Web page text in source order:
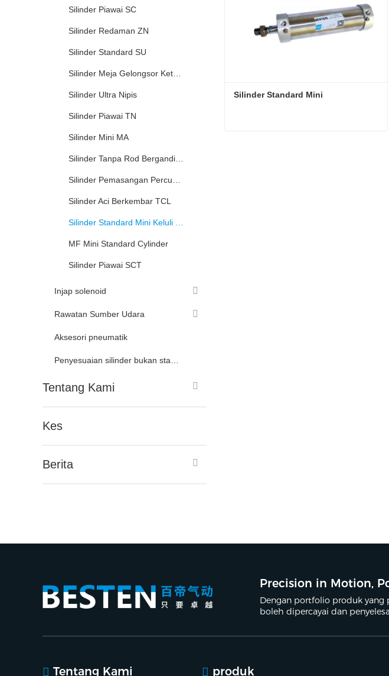
Silinder Piawai SC
Silinder Redaman ZN
Silinder Standard SU
Silinder Ultra Nipis
Silinder Piawai TN
Silinder Mini MA
Silinder Aci Berkembar TCL
MF Mini Standard Cylinder
Silinder Piawai SCT
Injap solenoid
Rawatan Sumber Udara
Aksesori pneumatik
Tentang Kami
Kes
Berita
Silinder Standard Mini
Precision in Motion,
Dengan portfolio produk yang
boleh dipercayai dan
Tentang Kami produk